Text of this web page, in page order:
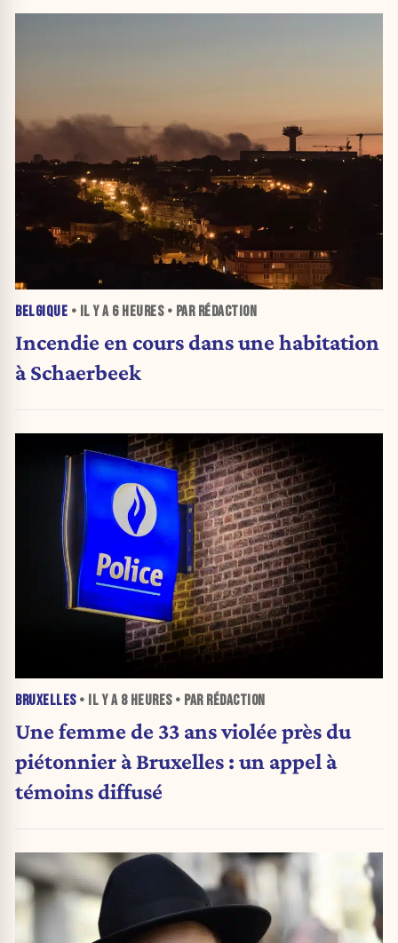
BELGIQUE • IL Y A 6 HEURES• PAR RÉDACTION
Incendie en cours dans une habitation
à Schaerbeek
BRUXELLES• IL Y A 8 HEURES• PAR RÉDACTION
Une femme de 33 ans violée près du
piétonnier à Bruxelles : un appel à
témoins diffusé